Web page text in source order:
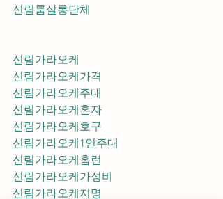
신림룸살롱단체
신림가라오케
신림가라오케가격
신림가라오케주대
신림가라오케혼자
신림가라오케호구
신림가라오케1인주대
신림가라오케홈런
신림가라오케가성비
신림가라오케지명